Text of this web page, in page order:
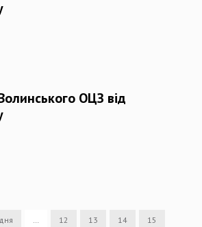
ОЦЗ від
… 12 13 14 15